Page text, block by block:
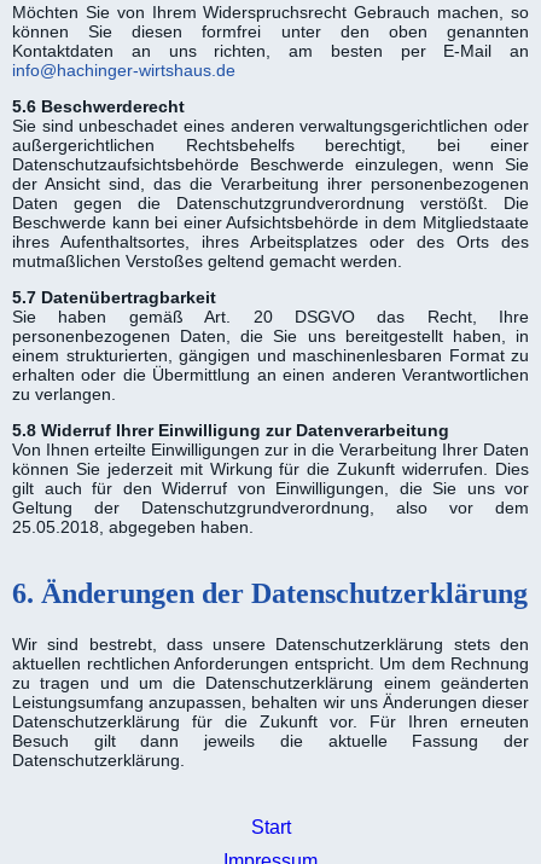
Möchten Sie von Ihrem Widerspruchsrecht Gebrauch machen, so
können Sie diesen formfrei unter den oben genannten
Kontaktdaten an uns richten, am besten per E-Mail an
info@hachinger-wirtshaus.de
5.6 Beschwerderecht
Sie sind unbeschadet eines anderen verwaltungsgerichtlichen oder
außergerichtlichen Rechtsbehelfs berechtigt, bei einer
Datenschutzaufsichtsbehörde Beschwerde einzulegen, wenn Sie
der Ansicht sind, das die Verarbeitung ihrer personenbezogenen
Daten gegen die Datenschutzgrundverordnung verstößt. Die
Beschwerde kann bei einer Aufsichtsbehörde in dem Mitgliedstaate
ihres Aufenthaltsortes, ihres Arbeitsplatzes oder des Orts des
mutmaßlichen Verstoßes geltend gemacht werden.
5.7 Datenübertragbarkeit
Sie haben gemäß Art. 20 DSGVO das Recht, Ihre
personenbezogenen Daten, die Sie uns bereitgestellt haben, in
einem strukturierten, gängigen und maschinenlesbaren Format zu
erhalten oder die Übermittlung an einen anderen Verantwortlichen
zu verlangen.
5.8 Widerruf Ihrer Einwilligung zur Datenverarbeitung
Von Ihnen erteilte Einwilligungen zur in die Verarbeitung Ihrer Daten
können Sie jederzeit mit Wirkung für die Zukunft widerrufen. Dies
gilt auch für den Widerruf von Einwilligungen, die Sie uns vor
Geltung der Datenschutzgrundverordnung, also vor dem
25.05.2018, abgegeben haben.
6. Änderungen der Datenschutzerklärung
Wir sind bestrebt, dass unsere Datenschutzerklärung stets den
aktuellen rechtlichen Anforderungen entspricht. Um dem Rechnung
zu tragen und um die Datenschutzerklärung einem geänderten
Leistungsumfang anzupassen, behalten wir uns Änderungen dieser
Datenschutzerklärung für die Zukunft vor. Für Ihren erneuten
Besuch gilt dann jeweils die aktuelle Fassung der
Datenschutzerklärung.
Navigation
Start